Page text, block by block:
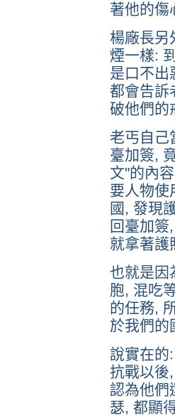
著他的傷
楊廠長另
煙一樣:
是口不出
都會告訴
破他們的
老丐自己
臺加簽,
文"的內
要人物使
國, 發現
回臺加
就拿著護
也就是因
胞, 混吃
的任務,
於我們的
說實在的
抗戰以後
認為他們
瑟, 都顯